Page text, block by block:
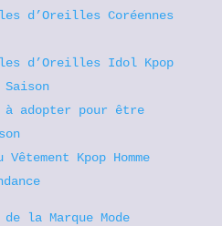
d’Oreilles Coréennes
d’Oreilles Idol Kpop
à adopter pour être
Kpop Homme
la Marque Mode